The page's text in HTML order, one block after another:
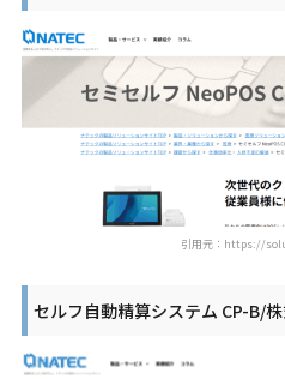
引用元：https://
セルフ自動精算システム CP-B/